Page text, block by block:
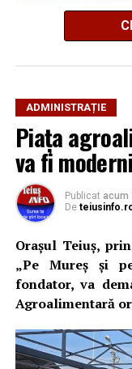
Propunerea este
PUG,
infrastructurii
conexiunilor cu
Câmpia Turzii. În
arată că „pentru
metropolitan Alba
Teiuș, un
potențial
Potrivit
ADMINISTRAȚIE
Piața
va fi
Publicat acum
De
Orașul Teiuș,
„Pe Mureș și
fondator, va
Agroalimentară